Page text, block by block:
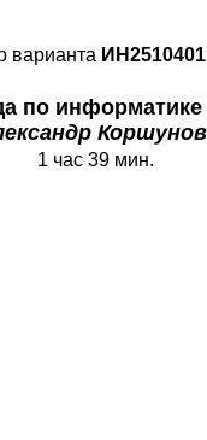
варианта ИН2510401
по
Коршунов
1 час 39 мин.